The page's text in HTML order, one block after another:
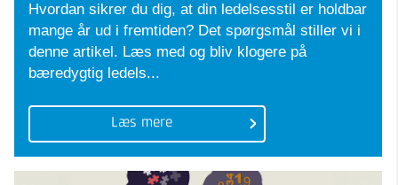
Hvordan sikrer du dig, at din ledelsesstil er holdbar
mange år ud i fremtiden? Det spørgsmål stiller vi i
denne artikel. Læs med og bliv klogere på
bæredygtig ledels...
Læs mere